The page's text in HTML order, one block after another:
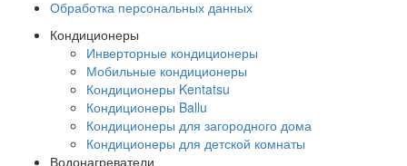
Обработка персональных данных
Кондиционеры
Инверторные кондиционеры
Мобильные кондиционеры
Кондиционеры Kentatsu
Кондиционеры Ballu
Кондиционеры для загородного дома
Кондиционеры для детской комнаты
Водонагреватели